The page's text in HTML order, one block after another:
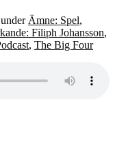
under Ämne: Spel,
Filiph Johansson,
, The Big Four